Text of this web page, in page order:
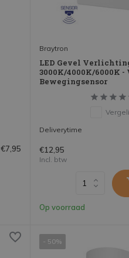
€7,95
Braytron
LED Gevel
3000K/4000K/6000K -
Bewegingsensor
Deliverytime
€12,95
Incl. btw
Op voorraad
- 50%